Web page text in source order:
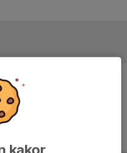
skrivet
kakor